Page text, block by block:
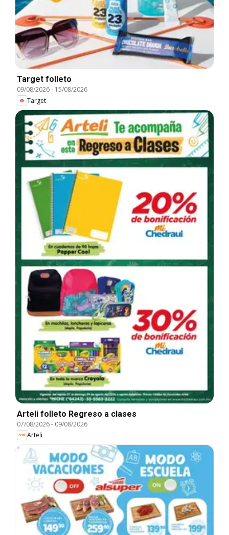
Target folleto
09/08/2026- 15/08/2026
Target
Arteli folleto Regreso a clases
07/08/2026- 09/08/2026
Arteli